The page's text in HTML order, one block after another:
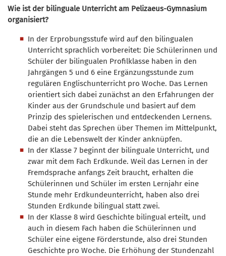
Wie ist der bilinguale Unterricht am Pelizaeus-Gymnasium
organisiert?
In der Erprobungsstufe wird auf den bilingualen
Unterricht sprachlich vorbereitet: Die Schülerinnen und
Schüler der bilingualen Profilklasse haben in den
Jahrgängen 5 und 6 eine Ergänzungsstunde zum
regulären Englischunterricht pro Woche. Das Lernen
orientiert sich dabei zunächst an den Erfahrungen der
Kinder aus der Grundschule und basiert auf dem
Prinzip des spielerischen und entdeckenden Lernens.
Dabei steht das Sprechen über Themen im Mittelpunkt,
die an die Lebenswelt der Kinder anknüpfen.
In der Klasse 7 beginnt der bilinguale Unterricht, und
zwar mit dem Fach Erdkunde. Weil das Lernen in der
Fremdsprache anfangs Zeit braucht, erhalten die
Schülerinnen und Schüler im ersten Lernjahr eine
Stunde mehr Erdkundeunterricht, haben also drei
Stunden Erdkunde bilingual statt zwei.
In der Klasse 8 wird Geschichte bilingual erteilt, und
auch in diesem Fach haben die Schülerinnen und
Schüler eine eigene Förderstunde, also drei Stunden
Geschichte pro Woche. Die Erhöhung der Stundenzahl